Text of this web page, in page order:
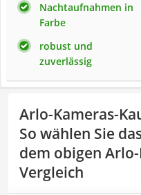
Nachtaufnahmen in
Farbe
robust und
zuverlässig
Arlo-Kameras-
So wählen Sie
dem obigen
Vergleich